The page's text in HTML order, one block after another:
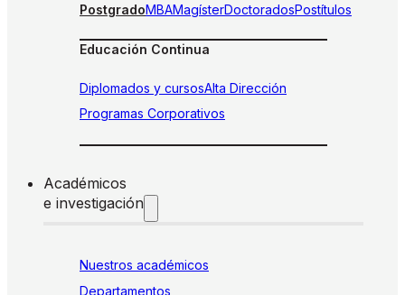
PostgradoMBAMagísterDoctoradosPostítulos
Educación Continua
Diplomados y cursosAlta Dirección
Programas Corporativos
Académicos
e investigación
Nuestros académicos
Departamentos